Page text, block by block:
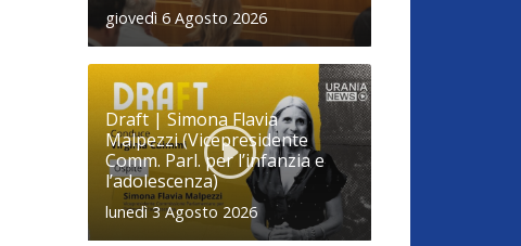
giovedì 6 Agosto 2026
Draft | Simona Flavia
Malpezzi (Vicepresidente
Comm. Parl. per l’infanzia e
l’adolescenza)
lunedì 3 Agosto 2026